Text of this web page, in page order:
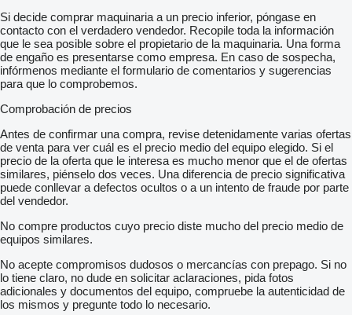
Si decide comprar maquinaria a un precio inferior, póngase en
contacto con el verdadero vendedor. Recopile toda la información
que le sea posible sobre el propietario de la maquinaria. Una forma
de engaño es presentarse como empresa. En caso de sospecha,
infórmenos mediante el formulario de comentarios y sugerencias
para que lo comprobemos.
Comprobación de precios
Antes de confirmar una compra, revise detenidamente varias ofertas
de venta para ver cuál es el precio medio del equipo elegido. Si el
precio de la oferta que le interesa es mucho menor que el de ofertas
similares, piénselo dos veces. Una diferencia de precio significativa
puede conllevar a defectos ocultos o a un intento de fraude por parte
del vendedor.
No compre productos cuyo precio diste mucho del precio medio de
equipos similares.
No acepte compromisos dudosos o mercancías con prepago. Si no
lo tiene claro, no dude en solicitar aclaraciones, pida fotos
adicionales y documentos del equipo, compruebe la autenticidad de
los mismos y pregunte todo lo necesario.